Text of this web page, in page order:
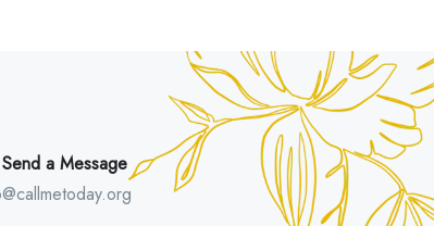
Send a Message